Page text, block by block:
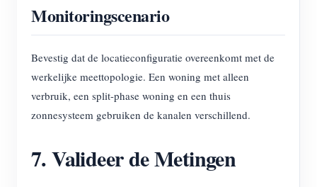
Monitoringscenario
Bevestig dat de locatieconfiguratie overeenkomt met de
werkelijke meettopologie. Een woning met alleen
verbruik, een split-phase woning en een thuis
zonnesysteem gebruiken de kanalen verschillend.
7. Valideer de Metingen